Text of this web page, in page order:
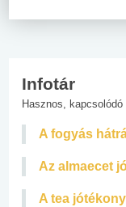
Infotár
Hasznos,
A fogyás
Az almaecet
A tea